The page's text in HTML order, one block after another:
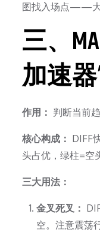
图找入场点——大
三、
加速器
作用： 判断当前
核心构成： DIFF
头占优，绿柱=空
三大用法：
金叉死叉：
空。注意震荡